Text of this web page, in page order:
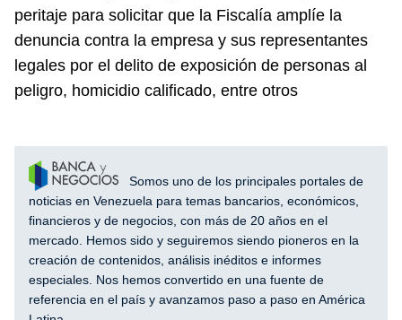
peritaje para solicitar que la Fiscalía amplíe la
denuncia contra la empresa y sus representantes
legales por el delito de exposición de personas al
peligro, homicidio calificado, entre otros
Somos uno de los principales portales de
noticias en Venezuela para temas bancarios, económicos,
financieros y de negocios, con más de 20 años en el
mercado. Hemos sido y seguiremos siendo pioneros en la
creación de contenidos, análisis inéditos e informes
especiales. Nos hemos convertido en una fuente de
referencia en el país y avanzamos paso a paso en América